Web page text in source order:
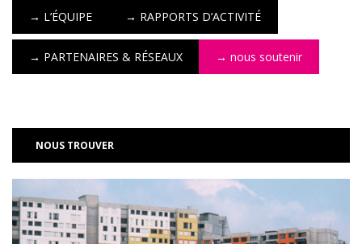
→ L’ÉQUIPE → RAPPORTS D’ACTIVITÉ
→ PARTENAIRES & RÉSEAUX → nous soutenir
NOUS TROUVER